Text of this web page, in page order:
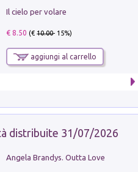
Il cielo per volare
€ 8.50 (€10.00- 15%)
aggiungi al carrello
distribuite 31/07/2026
Angela Brandys. Outta Love